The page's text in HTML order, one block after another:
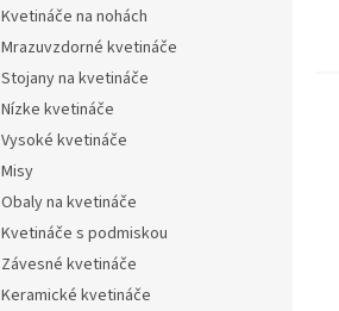
Kvetináče na nohách
Mrazuvzdorné kvetináče
Stojany na kvetináče
Nízke kvetináče
Vysoké kvetináče
Misy
Obaly na kvetináče
Kvetináče s podmiskou
Závesné kvetináče
Keramické kvetináče